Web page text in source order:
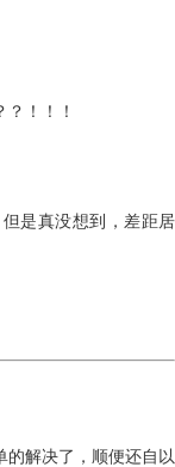
！！！
是真没想到，差距居
解决了，顺便还自以